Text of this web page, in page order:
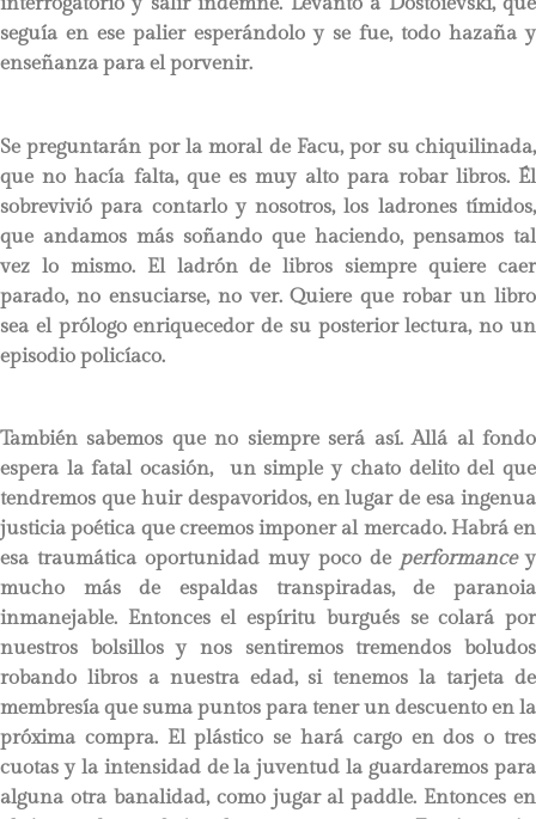
seguía en ese palier esperándolo y se fue, todo hazaña y
enseñanza para el porvenir.
Se preguntarán por la moral de Facu, por su chiquilinada,
que no hacía falta, que es muy alto para robar libros. Él
sobrevivió para contarlo y nosotros, los ladrones tímidos,
que andamos más soñando que haciendo, pensamos tal
vez lo mismo. El ladrón de libros siempre quiere caer
parado, no ensuciarse, no ver. Quiere que robar un libro
sea el prólogo enriquecedor de su posterior lectura, no un
episodio policíaco.
También sabemos que no siempre será así. Allá al fondo
espera la fatal ocasión, un simple y chato delito del que
tendremos que huir despavoridos, en lugar de esa ingenua
justicia poética que creemos imponer al mercado. Habrá en
esa traumática oportunidad muy poco de performancey
mucho más de espaldas transpiradas, de paranoia
inmanejable. Entonces el espíritu burgués se colará por
nuestros bolsillos y nos sentiremos tremendos boludos
robando libros a nuestra edad, si tenemos la tarjeta de
membresía que suma puntos para tener un descuento en la
próxima compra. El plástico se hará cargo en dos o tres
cuotas y la intensidad de la juventud la guardaremos para
alguna otra banalidad, como jugar al paddle. Entonces en